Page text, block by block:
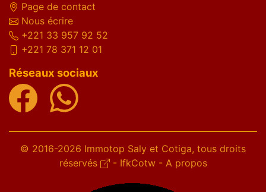
Page de contact
Nous écrire
+221 33 957 92 52
+221 78 371 12 01
Réseaux sociaux
© 2016-2026 Immotop Saly et Cotiga, tous droits
réservés
- IfkCotw- A propos